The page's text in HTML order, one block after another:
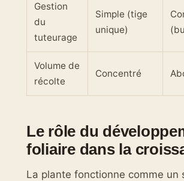
Gestion
du
tuteurage
Simple (tige
unique)
Volume de
récolte
Concentré
Le rôle du
foliaire dans la
La plante fonctionne comme un